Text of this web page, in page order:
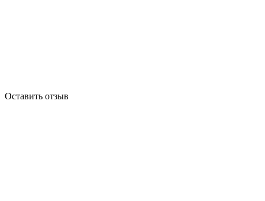
Оставить отзыв